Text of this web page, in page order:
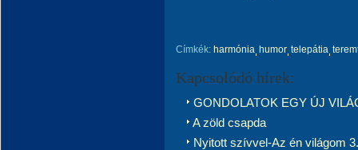
Címkék: harmónia humor telepátia
Kapcsolódó hírek:
GONDOLATOK EGY ÚJ
A zöld csapda
Nyitott szívvel-Az én világom 3.